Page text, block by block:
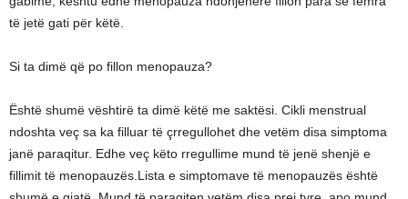
të jetë gati për këtë.
Si ta dimë që po fillon menopauza?
Është shumë vështirë ta dimë këtë me saktësi. Cikli menstrual
ndoshta veç sa ka filluar të çrregullohet dhe vetëm disa simptoma
janë paraqitur. Edhe veç këto rregullime mund të jenë shenjë e
fillimit të menopauzës.Lista e simptomave të menopauzës është